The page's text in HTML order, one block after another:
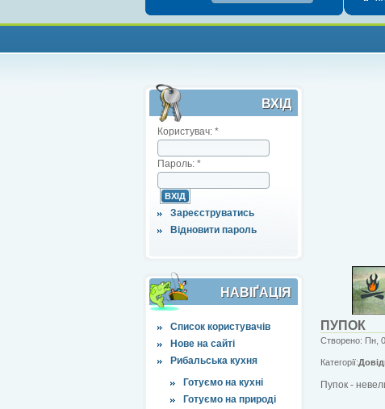
ВХІД
Користувач: *
Пароль: *
Зареєструватись
Відновити пароль
НАВІҐАЦІЯ
Список користувачів
Нове на сайті
Рибальська кухня
Готуємо на кухні
Готуємо на природі
ПУПОК
Створено: Пн,
Категорії:
Пупок -